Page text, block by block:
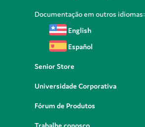
Documentação em outros idiomas:
English
Español
Senior Store
Universidade Corporativa
Fórum de Produtos